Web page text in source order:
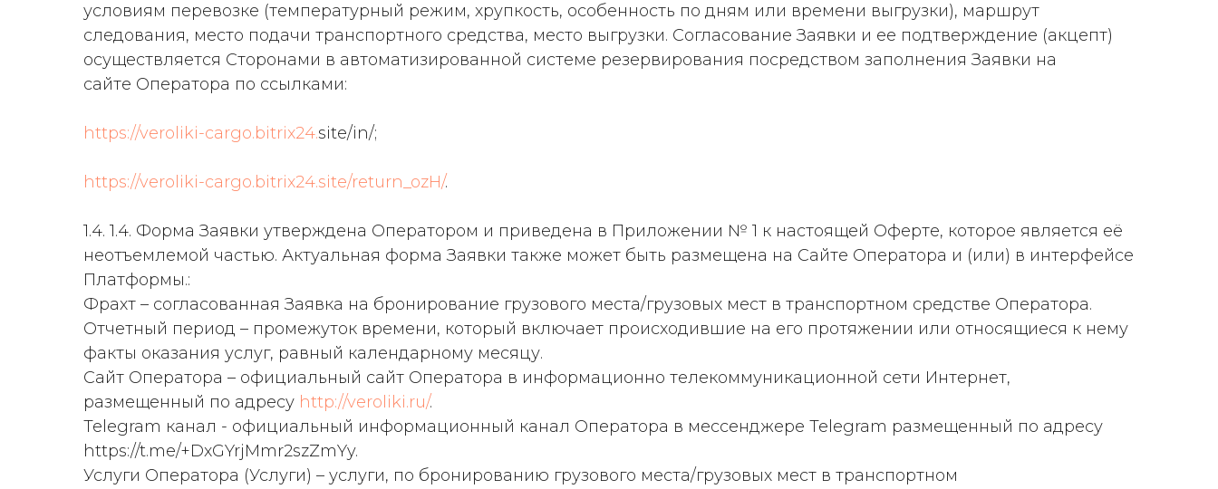
условиям перевозке (температурный режим, хрупкость, особенность по дням или времени выгрузки), маршрут
следования, место подачи транспортного средства, место выгрузки. Согласование Заявки и ее подтверждение (акцепт)
осуществляется Сторонами в автоматизированной системе резервирования посредством заполнения Заявки на
сайте Оператора по ссылками:
https://veroliki-cargo.bitrix24.site/in/;
https://veroliki-cargo.bitrix24.site/return_ozH/.
1.4. 1.4. Форма Заявки утверждена Оператором и приведена в Приложении № 1 к настоящей Оферте, которое является её
неотъемлемой частью. Актуальная форма Заявки также может быть размещена на Сайте Оператора и (или) в интерфейсе
Платформы.:
Фрахт – согласованная Заявка на бронирование грузового места/грузовых мест в транспортном средстве Оператора.
Отчетный период – промежуток времени, который включает происходившие на его протяжении или относящиеся к нему
факты оказания услуг, равный календарному месяцу.
Сайт Оператора – официальный сайт Оператора в информационно телекоммуникационной сети Интернет,
размещенный по адресу http://veroliki.ru/.
Telegram канал - официальный информационный канал Оператора в мессенджере Telegram размещенный по адресу
https://t.me/+DxGYrjMmr2szZmYy.
Услуги Оператора (Услуги) – услуги, по бронированию грузового места/грузовых мест в транспортном